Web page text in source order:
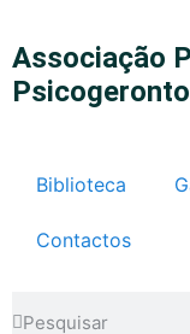
Associação
Biblioteca
Contactos